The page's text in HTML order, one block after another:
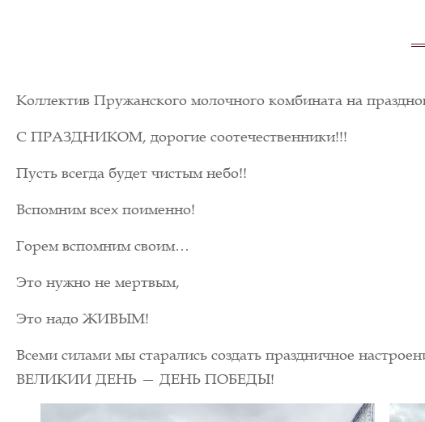
Коллектив Пружанского молочного комбината на
С ПРАЗДНИКОМ, дорогие соотечественники!!!
Пусть всегда будет чистым небо!!
Вспомним всех поименно!
Горем вспомним своим…
Это нужно не мертвым,
Это надо ЖИВЫМ!
Всеми силами мы старались создать праздничное
ВЕЛИКИИ ДЕНЬ — ДЕНЬ ПОБЕДЫ!